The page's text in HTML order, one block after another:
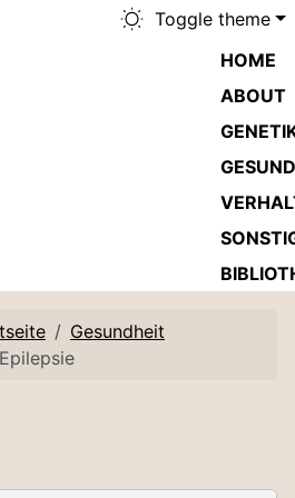
Toggle theme
HOME
ABOUT
Gesundheit
Epilepsie